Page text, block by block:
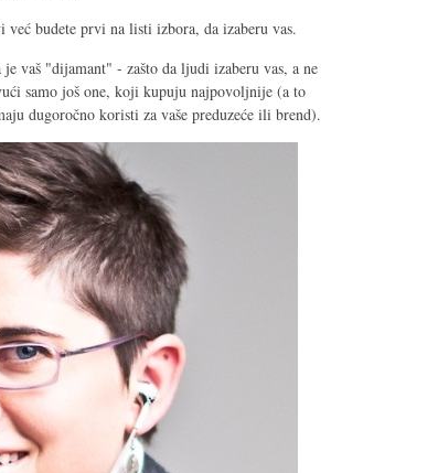
budete prvi na listi izbora, da izaberu vas.
vaš "dijamant" - zašto da ljudi izaberu vas, a ne
samo još one, koji kupuju najpovoljnije (a to
dugoročno koristi za vaše preduzeće ili brend).